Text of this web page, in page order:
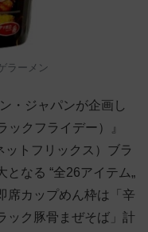
ラーメン
・ジャパンが企画し
クフライデー）』
トフリックス）ブラ
なる “全26アイテム„
席カップめん枠は「辛
ック豚骨まぜそば」計